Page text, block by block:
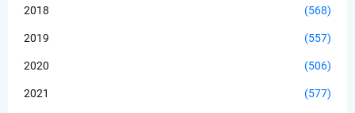
2018 (568)
2019 (557)
2020 (506)
2021 (577)